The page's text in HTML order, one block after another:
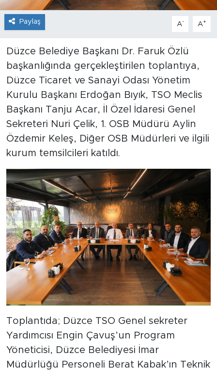
Paylaş A- A+
Düzce Belediye Başkanı Dr. Faruk Özlü
başkanlığında gerçekleştirilen toplantıya,
Düzce Ticaret ve Sanayi Odası Yönetim
Kurulu Başkanı Erdoğan Bıyık, TSO Meclis
Başkanı Tanju Acar, İl Özel İdaresi Genel
Sekreteri Nuri Çelik, 1. OSB Müdürü Aylin
Özdemir Keleş, Diğer OSB Müdürleri ve ilgili
kurum temsilcileri katıldı.
Toplantıda; Düzce TSO Genel sekreter
Yardımcısı Engin Çavuş’un Program
Yöneticisi, Düzce Belediyesi İmar
Müdürlüğü Personeli Berat Kabak’ın Teknik